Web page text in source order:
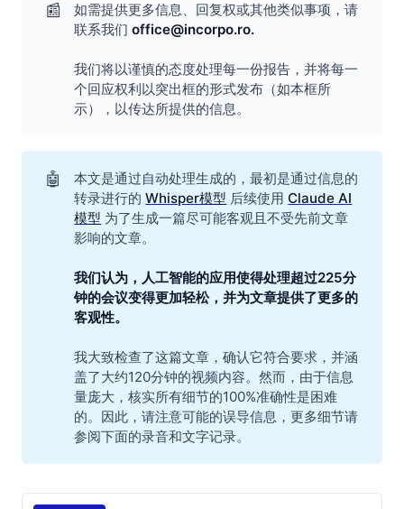
📰
如需提供更多信息、回复权或其他类似事项，请
联系我们office@incorpo.ro.
我们将以谨慎的态度处理每一份报告，并将每一
个回应权利以突出框的形式发布（如本框所
示），以传达所提供的信息。
🤖
本文是通过自动处理生成的，最初是通过信息的
转录进行的Whisper模型 后续使用Claude AI
模型 为了生成一篇尽可能客观且不受先前文章
影响的文章。
我们认为，人工智能的应用使得处理超过225分
钟的会议变得更加轻松，并为文章提供了更多的
客观性。
我大致检查了这篇文章，确认它符合要求，并涵
盖了大约120分钟的视频内容。然而，由于信息
量庞大，核实所有细节的100%准确性是困难
的。因此，请注意可能的误导信息，更多细节请
参阅下面的录音和文字记录。